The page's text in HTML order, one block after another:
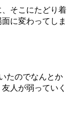
そこにたどり着
に変わってしま
たのでなんとか
人が弱っていく